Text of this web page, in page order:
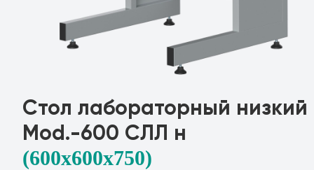
Стол лабораторный низкий
Mod.-600 СЛЛ н
(600x600х750)